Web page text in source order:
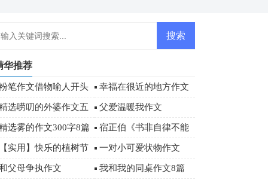
华推荐
笔作文借物喻人开头 幸福在很近的地方作文
选唠叨的外婆作文五 父爱温暖我作文
选雾的作文300字8篇 宿正伯《书非自律不能
读》阅读答案
实用】快乐的植树节
文300字六篇
一对小可爱状物作文
父母争执作文 我和我的同桌作文8篇